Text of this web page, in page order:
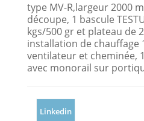
type MV-R,largeur 2000
découpe, 1 bascule
kgs/500 gr et plateau de
installation de chauffage
ventilateur et cheminée,
avec monorail sur
Linkedin